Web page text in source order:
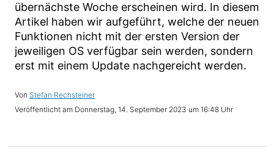
übernächste Woche erscheinen wird. In diesem
Artikel haben wir aufgeführt, welche der neuen
Funktionen nicht mit der ersten Version der
jeweiligen OS verfügbar sein werden, sondern
erst mit einem Update nachgereicht werden.
Stefan Rechsteiner
Donnerstag, 14. September 2023 um 16:48 Uhr